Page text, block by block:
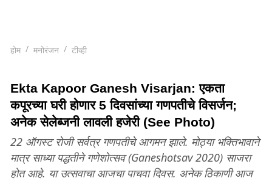
होम मनोरंजन टीव्ही
Ekta Kapoor Ganesh Visarjan: एकता
कपूरच्या घरी होणार 5 दिवसांच्या गणपतीचे विसर्जन;
अनेक सेलेब्जनी लावली हजेरी (See Photo)
22 ऑगस्ट रोजी सर्वत्र गणपतीचे आगमन झाले. मोठ्या भक्तिभावाने
मात्र साध्या पद्धतीने गणेशोत्सव (Ganeshotsav 2020) साजरा
होत आहे. या उत्सवाचा आजचा पाचवा दिवस. अनेक ठिकाणी आज